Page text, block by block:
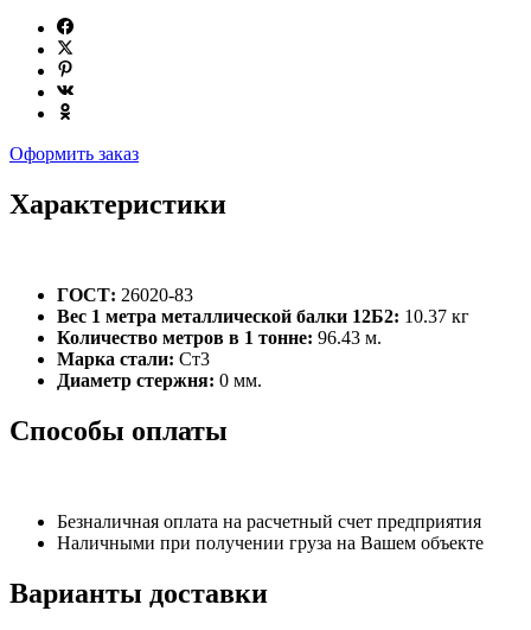
Оформить заказ
Характеристики
ГОСТ: 26020-83
Вес 1 метра металлической балки 12Б2: 10.37 кг
Количество метров в 1 тонне: 96.43 м.
Марка стали: Ст3
Диаметр стержня: 0 мм.
Способы оплаты
Безналичная оплата на расчетный счет предприятия
Наличными при получении груза на Вашем объекте
Варианты доставки